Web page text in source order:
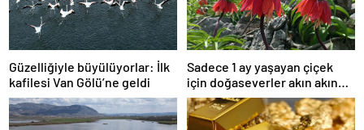
Güzelliğiyle büyülüyorlar: İlk
kafilesi Van Gölü’ne geldi
Sadece 1 ay yaşayan çiçek
için doğaseverler akın akın
geliyor!